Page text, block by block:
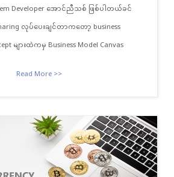
Developer အောင်ညီသစ် ဖြစ်ပါတယ်ခင်
လုပ်ပေးချင်တာကတော့ business
များထဲကမှ Business Model Canvas
Read More >>